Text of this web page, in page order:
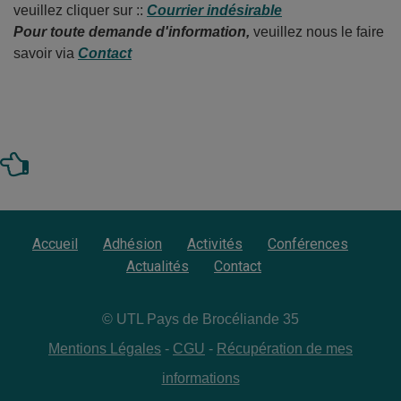
veuillez cliquer sur :: Courrier indésirable
Pour toute demande d'information, veuillez nous le faire
savoir via Contact
Accueil Adhésion Activités
Conférences
Actualités
Contact
© UTL Pays de Brocéliande 35
Mentions Légales - CGU - Récupération de mes
informations